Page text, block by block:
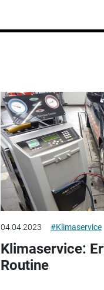
04.04.2023 #Klimaservice
Klimaservice:
Routine